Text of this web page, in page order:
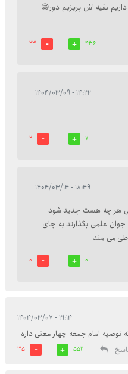
داریم بقیه اش بریزیم دور😁
436
23
۱۴:۲۲ - ۱۴۰۴/۰۳/۰۹
7
2
۱۸:۴۹ - ۱۴۰۴/۰۳/۱۴
هر چه هست جدید شود
جوان علمی بگذارند به جای
می مند
0
0
۲۱:۱۴ - ۱۴۰۴/۰۳/۰۷
توصیه امام جمعه چهار معنی داره
552
35